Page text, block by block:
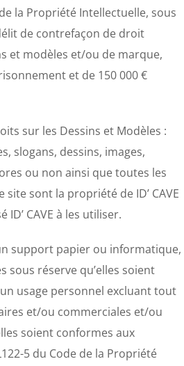
la Propriété Intellectuelle, sous
de contrefaçon de droit
et modèles et/ou de marque,
et de 150 000 €
sur les Dessins et Modèles :
slogans, dessins, images,
ou non ainsi que toutes les
sont la propriété de ID’ CAVE
CAVE à les utiliser.
support papier ou informatique,
sous réserve qu’elles soient
usage personnel excluant tout
et/ou commerciales et/ou
soient conformes aux
5 du Code de la Propriété